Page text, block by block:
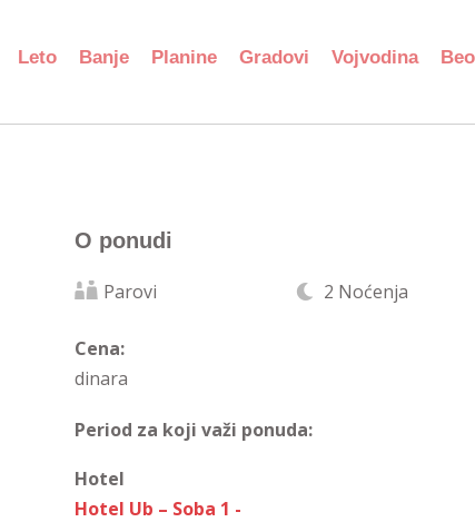
Leto Banje Planine Gradovi Vojvodina
O ponudi
Parovi 2 Noćenja
Cena:
dinara
Period za koji važi ponuda:
Hotel
Hotel Ub – Soba 1 -